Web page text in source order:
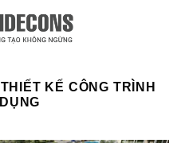
THIẾT KẾ CÔNG TRÌNH